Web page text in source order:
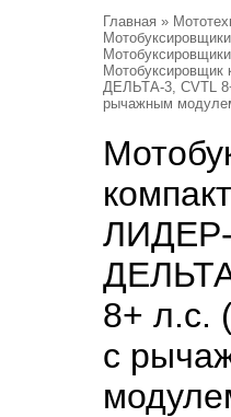
Главная »
ДЕЛЬТА-3, CVTL
рычажным
ЛИДЕР-
8+ л.с.
с